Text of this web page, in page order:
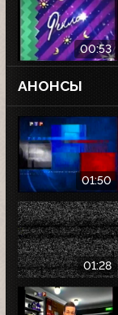
00:53
АНОНСЫ
01:50
01:28